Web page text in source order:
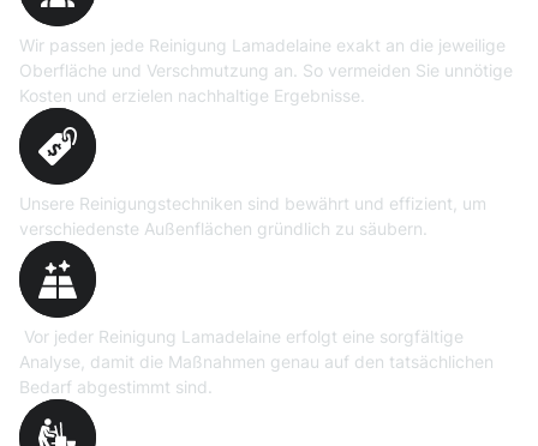
Wir passen jede Reinigung Lamadelaine exakt an die jeweilige
Oberfläche und Verschmutzung an. So vermeiden Sie unnötige
Kosten und erzielen nachhaltige Ergebnisse.
Unsere Reinigungstechniken sind bewährt und effizient, um
verschiedenste Außenflächen gründlich zu säubern.
Vor jeder Reinigung Lamadelaine erfolgt eine sorgfältige
Analyse, damit die Maßnahmen genau auf den tatsächlichen
Bedarf abgestimmt sind.